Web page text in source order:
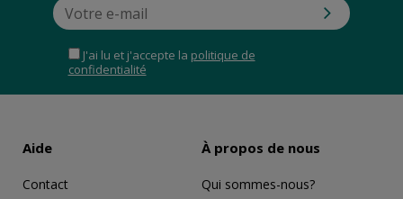
J'ai lu et j'accepte la politique de
confidentialité
Aide
Contact
À propos de nous
Qui sommes-nous?